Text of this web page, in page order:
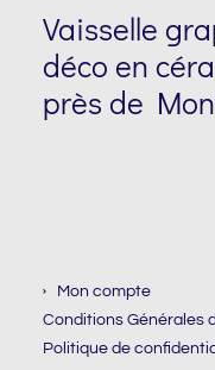
Vaisselle
déco en
près de
Mon compte
Conditions Générales
Politique de